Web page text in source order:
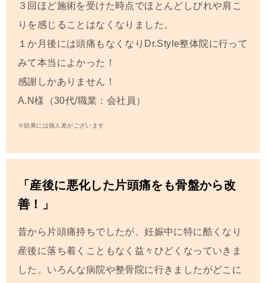
３回ほど施術を受けた時点でほとんどしびれや肩こ
りを感じることはなくなりました。
１か月後には頭痛もなくなりDr.Style整体院に行って
みて本当によかった！
感謝しかありません！
A.N様（30代/職業：会社員）
※効果には個人差がございます
「産後に悪化した片頭痛をも骨盤から改
善！」
昔から片頭痛持ちでしたが、妊娠中に特に酷くなり
産後に落ち着くこともなく益々ひどくなっていきま
した。いろんな病院や整骨院に行きましたがどこに